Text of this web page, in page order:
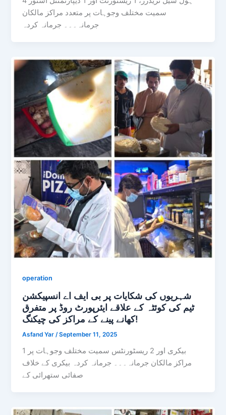
سمیت مختلف وجوہات پر متعدد مراکز مالکان
جرمانہ۔۔۔ جرمانہ کردہ
operation
شہریوں کی شکایات پر بی ایف اے انسپیکشن
ٹیم کی کوئٹہ کے علاقے ایئرپورٹ روڈ پر متفرق
کھانے پینے کے مراکز کی چیکنگ!
Asfand Yar /September 11, 2025
1 بیکری اور 2 ریسٹورنٹس سمیت مختلف وجوہات پر
مراکز مالکان جرمانہ۔۔۔ جرمانہ کردہ بیکری کے خلاف
صفائی ستھرائی کے